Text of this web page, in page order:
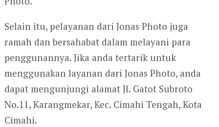
Selain itu, pelayanan dari Jonas Photo juga
ramah dan bersahabat dalam melayani para
penggunannya. Jika anda tertarik untuk
menggunakan layanan dari Jonas Photo, anda
dapat mengunjungi alamat Jl. Gatot Subroto
No.11, Karangmekar, Kec. Cimahi Tengah, Kota
Cimahi.